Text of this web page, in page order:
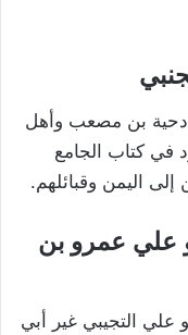
دحية بن مصعب وأهل
وهذا ما ورد في كتاب الجامع
اليمن وقبائلهم.
علي عمرو بن
علي التجيبي غير أبي